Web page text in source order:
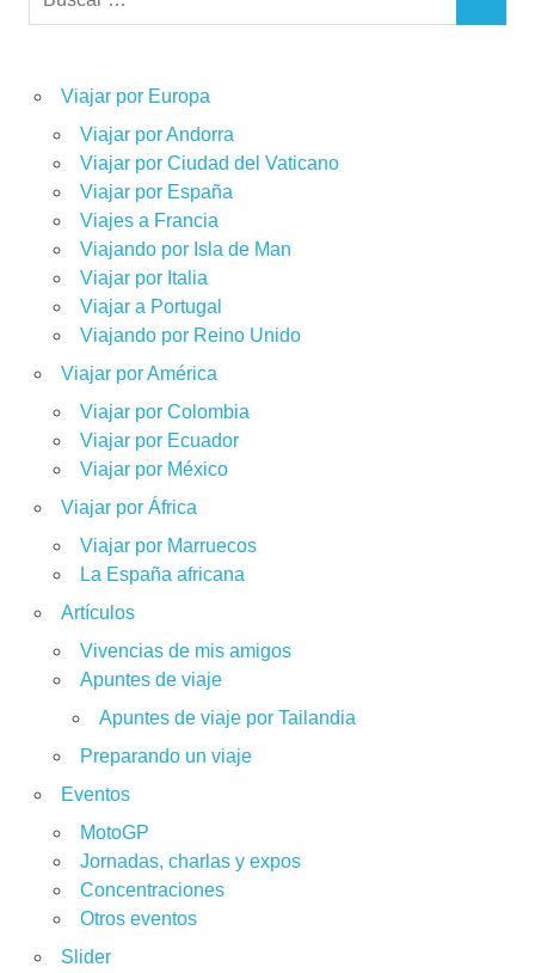
Viajar por Europa
Viajar por Andorra
Viajar por Ciudad del Vaticano
Viajar por España
Viajes a Francia
Viajando por Isla de Man
Viajar por Italia
Viajar a Portugal
Viajando por Reino Unido
Viajar por América
Viajar por Colombia
Viajar por Ecuador
Viajar por México
Viajar por África
Viajar por Marruecos
La España africana
Artículos
Vivencias de mis amigos
Apuntes de viaje
Apuntes de viaje por Tailandia
Preparando un viaje
Eventos
MotoGP
Jornadas, charlas y expos
Concentraciones
Otros eventos
Slider